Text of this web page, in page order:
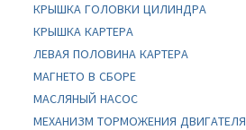
КРЫШКА ГОЛОВКИ ЦИЛИНДРА
КРЫШКА КАРТЕРА
ЛЕВАЯ ПОЛОВИНА КАРТЕРА
МАГНЕТО В СБОРЕ
МАСЛЯНЫЙ НАСОС
МЕХАНИЗМ ТОРМОЖЕНИЯ ДВИГАТЕЛЯ